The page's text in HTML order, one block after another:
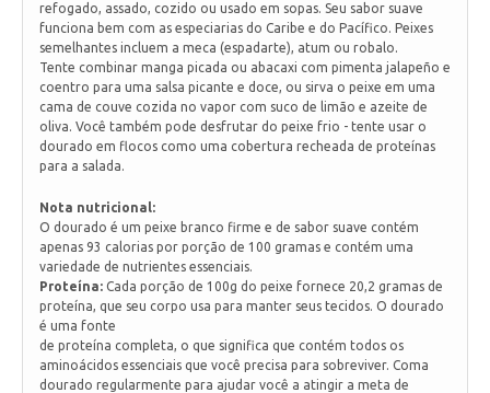
refogado, assado, cozido ou usado em sopas. Seu sabor suave
funciona bem com as especiarias do Caribe e do Pacífico. Peixes
semelhantes incluem a meca (espadarte), atum ou robalo.
Tente combinar manga picada ou abacaxi com pimenta jalapeño e
coentro para uma salsa picante e doce, ou sirva o peixe em uma
cama de couve cozida no vapor com suco de limão e azeite de
oliva. Você também pode desfrutar do peixe frio - tente usar o
dourado em flocos como uma cobertura recheada de proteínas
para a salada.
Nota nutricional:
O dourado é um peixe branco firme e de sabor suave contém
apenas 93 calorias por porção de 100 gramas e contém uma
variedade de nutrientes essenciais.
Proteína: Cada porção de 100g do peixe fornece 20,2 gramas de
proteína, que seu corpo usa para manter seus tecidos. O dourado
é uma fonte
de proteína completa, o que significa que contém todos os
aminoácidos essenciais que você precisa para sobreviver. Coma
dourado regularmente para ajudar você a atingir a meta de